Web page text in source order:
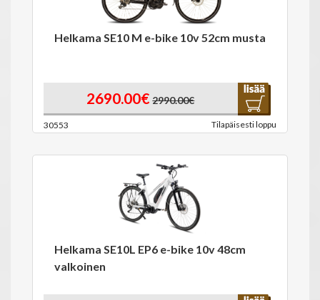
Helkama SE10 M e-bike 10v 52cm musta
2690.00€ 2990.00€
30553 Tilapäisesti loppu
Helkama SE10L EP6 e-bike 10v 48cm
valkoinen